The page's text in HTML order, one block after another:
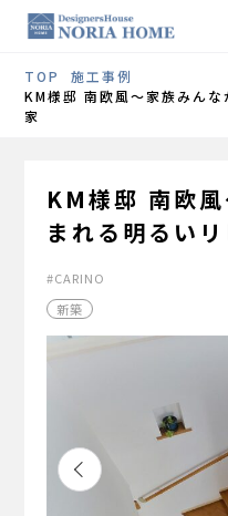
TOP
施工事例
KM様邸 南欧風～家族みん
家
KM様邸 南欧
まれる明るい
CARINO
新築